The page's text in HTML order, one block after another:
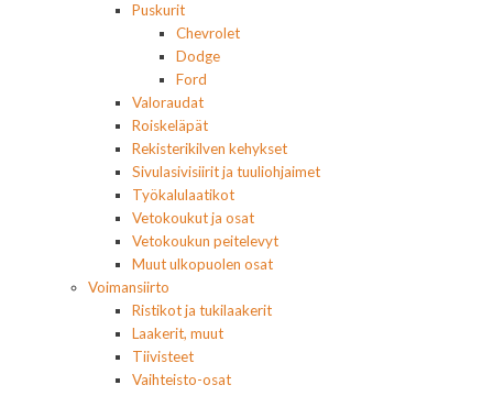
Puskurit
Chevrolet
Dodge
Ford
Valoraudat
Roiskeläpät
Rekisterikilven kehykset
Sivulasivisiirit ja tuuliohjaimet
Työkalulaatikot
Vetokoukut ja osat
Vetokoukun peitelevyt
Muut ulkopuolen osat
Voimansiirto
Ristikot ja tukilaakerit
Laakerit, muut
Tiivisteet
Vaihteisto-osat